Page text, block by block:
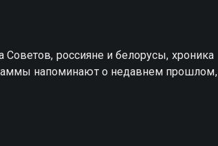
Советов, россияне и белорусы, хроника
напоминают о недавнем прошлом,